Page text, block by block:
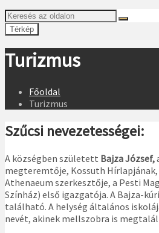
Térkép
Turizmus
Főoldal
Turizmus
Szűcsi nevezetességei:
A községben született Bajza József,
megteremtője, Kossuth Hírlapjának,
Athenaeum szerkesztője, a Pesti
Színház) első igazgatója. A Bajza-
található. A helység általános
nevét, akinek mellszobra is